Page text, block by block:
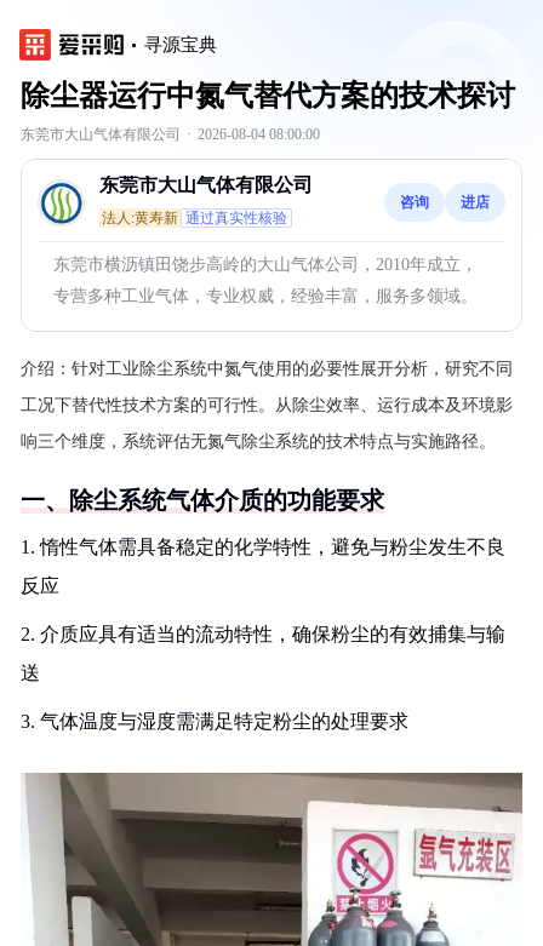
寻源宝典
除尘器运行中氮气替代方案的技术探讨
东莞市大山气体有限公司 · 2026-08-04 08:00:00
东莞市大山气体有限公司
法人:黄寿新 通过真实性核验
咨询 进店
东莞市横沥镇田饶步高岭的大山气体公司，2010年成立，
专营多种工业气体，专业权威，经验丰富，服务多领域。
介绍： 针对工业除尘系统中氮气使用的必要性展开分析，研究不同
工况下替代性技术方案的可行性。从除尘效率、运行成本及环境影
响三个维度，系统评估无氮气除尘系统的技术特点与实施路径。
一、除尘系统气体介质的功能要求
1. 惰性气体需具备稳定的化学特性，避免与粉尘发生不良
反应
2. 介质应具有适当的流动特性，确保粉尘的有效捕集与输
送
3. 气体温度与湿度需满足特定粉尘的处理要求